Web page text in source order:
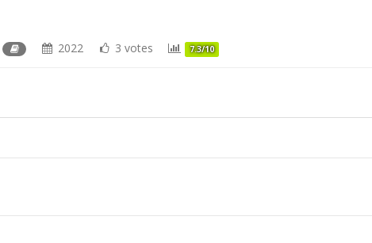
2022 3 votes 7.3/10